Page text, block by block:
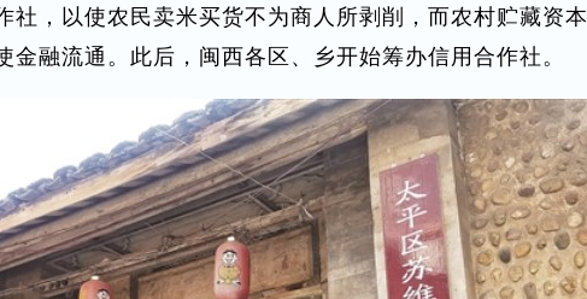
社，以使农民卖米买货不为商人所剥削，而农村贮藏资本
金融流通。此后，闽西各区、乡开始筹办信用合作社。